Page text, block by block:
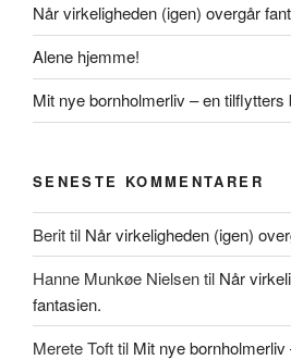
Når virkeligheden (igen) overgår
Alene hjemme!
Mit nye bornholmerliv – en tilflytters
SENESTE KOMMENTARER
Berittil Når virkeligheden (igen)
Hanne Munkøe Nielsentil Når
fantasien.
Merete Tofttil Mit nye